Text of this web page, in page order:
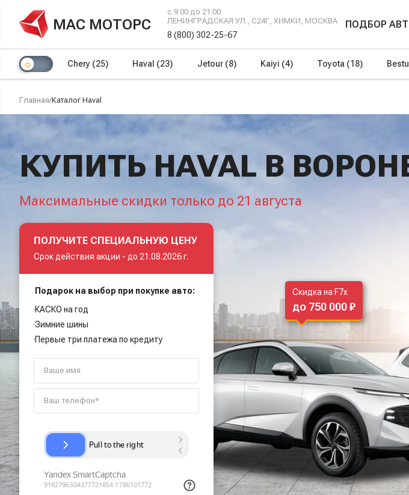
МАС МОТОРС
с 9:00 до 21:00
ЛЕНИНГРАДСКАЯ УЛ., С24Г, ХИМКИ, МОСКВА
8 (800) 302-25-67
ПОДБОР
Chery (25) Haval (23) Jetour (8) Kaiyi (4) Toyota (18)
Главная/Каталог Haval
КУПИТЬ HAVAL В
Максимальные скидки только до 21 августа
ПОЛУЧИТЕ СПЕЦИАЛЬНУЮ ЦЕНУ
Срок действия акции - до 21.08.2026 г.
Подарок на выбор при покупке авто:
КАСКО на год
Зимние шины
Первые три платежа по кредиту
Скидка на F7x
до 750 000 ₽